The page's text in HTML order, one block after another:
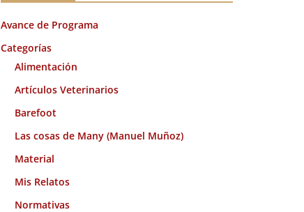
v
o
Avance de Programa
Categorías
Alimentación
Artículos Veterinarios
Barefoot
Las cosas de Many (Manuel Muñoz)
Material
Mis Relatos
Normativas